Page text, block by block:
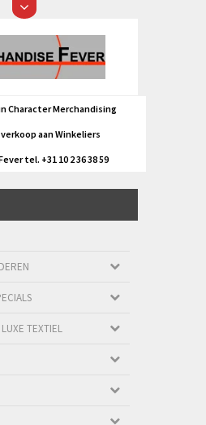
Character Merchandising
aan Winkeliers
tel. +31 10 2 36 38 59
TEXTIEL